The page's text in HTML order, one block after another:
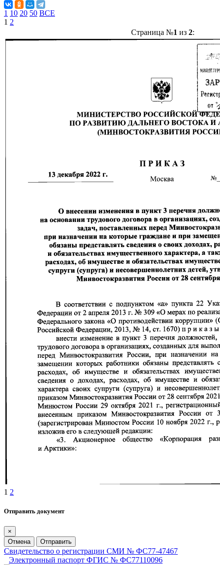
1 10 20 50 ВСЕ
1 2
Страница №1 из 2:
1 2
Отправить документ
×
Отмена
Отправить
Свидетельство о регистрации СМИ № ФС77-47467
Электронный паспорт ФГИС № ФС77110096